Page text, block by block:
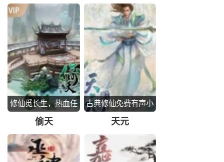
修仙觅长生，热血任
逍遥
偷天
古典修仙免费有声小
说
天元